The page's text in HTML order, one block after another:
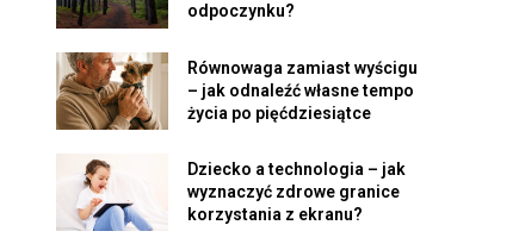
odpoczynku?
Równowaga zamiast wyścigu
– jak odnaleźć własne tempo
życia po pięćdziesiątce
Dziecko a technologia – jak
wyznaczyć zdrowe granice
korzystania z ekranu?